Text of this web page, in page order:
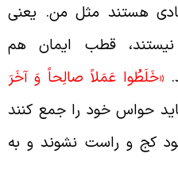
هستند مثل من. یعنی
قطب ایمان هم
«خَلَطُوا عَمَلاً صالِحاً وَ آخَرَ
حواس خود را جمع کنند
کج و راست نشوند و به